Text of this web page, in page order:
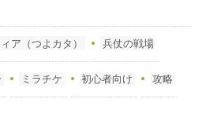
ア（つよカタ） 兵仗の戦場
ミラチケ 初心者向け 攻略